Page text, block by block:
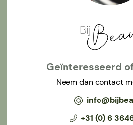
Geïnteresseerd
Neem dan contact
+31 (0) 6